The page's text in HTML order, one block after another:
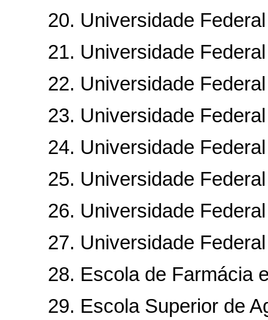
20. Universidade Federal
21. Universidade Federal
22. Universidade Federal
23. Universidade Federal
24. Universidade Federal
25. Universidade Federal
26. Universidade Federal
27. Universidade Federal
28. Escola de Farmácia e
29. Escola Superior de